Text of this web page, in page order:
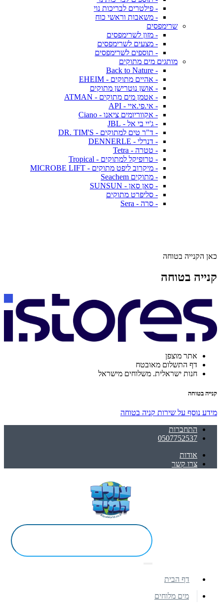
- פילטרים לבריכות נוי
- משאבות וראשי כוח
שרימפסים
- מזון לשרימפסים
- מצעים לשרימפסים
- תוספים לשרימפסים
מותגים מים מתוקים
- Back to Nature
- אהיים מתוקים - EHEIM
- אושן נוטרישן מתוקים
- אטמן מים מתוקים - ATMAN
- אי.פי.איי - API
- אקווריומים ציאנו - Ciano
- ג'יי בי אל - JBL
- ד"ר טים למתוקים - DR. TIM'S
- דנרלי - DENNERLE
- טטרה - Tetra
- טרופיקל למתוקים - Tropical
- מיקרוב ליפט מתוקים - MICROBE LIFT
- מתוקים Seachem
- סאן סאן - SUNSUN
- סליפרט מתוקים
- סרה - Sera
כאן הקנייה בטוחה
קנייה בטוחה
אתר מוצפן
דף התשלום מאובטח
חנות ישראלית. משלוחים מישראל
קנייה בטוחה
מידע נוסף על שירות קניה בטוחה
התחברות
0507752537
אודות
צרו קשר
דף הבית
מים מלוחים